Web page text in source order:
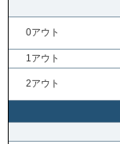
0アウト
1アウト
2アウト